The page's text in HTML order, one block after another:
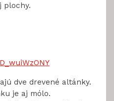
plochy.
dve drevené altánky.
je aj mólo.